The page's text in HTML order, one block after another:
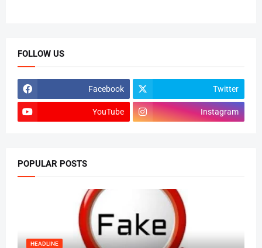
FOLLOW US
Facebook Twitter
YouTube Instagram
POPULAR POSTS
HEADLINE